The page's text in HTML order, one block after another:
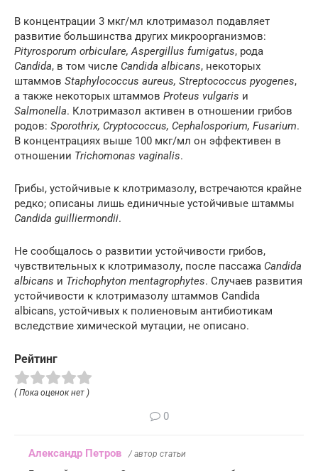
В концентрации 3 мкг/мл клотримазол подавляет
развитие большинства других микроорганизмов:
Pityrosporum orbiculare, Aspergillus fumigatus, рода
Candida, в том числе Candida albicans, некоторых
штаммов Staphylococcus aureus, Streptococcus pyogenes,
a также некоторых штаммов Proteus vulgaris и
Salmonella. Клотримазол активен в отношении грибов
родов: Sporothrix, Cryptococcus, Cephalosporium, Fusarium.
В концентрациях выше 100 мкг/мл он эффективен в
отношении Trichomonas vaginalis.
Грибы, устойчивые к клотримазолу, встречаются крайне
редко; описаны лишь единичные устойчивые штаммы
Candida guilliermondii.
Не сообщалось о развитии устойчивости грибов,
чувствительных к клотримазолу, после пассажа Candida
albicans и Trichophyton mentagrophytes. Случаев развития
устойчивости к клотримазолу штаммов Candida
albicans, устойчивых к полиеновым антибиотикам
вследствие химической мутации, не описано.
Рейтинг
( Пока оценок нет )
0
Александр Петров / автор статьи